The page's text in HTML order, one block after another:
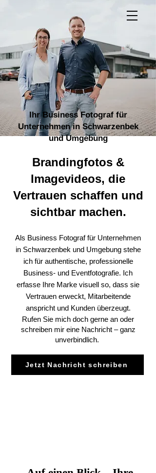
Ihr Business Fotograf für
Unternehmen in Schwarzenbek
und Umgebung
Brandingfotos &
Imagevideos, die
Vertrauen schaffen und
sichtbar machen.
Als Business Fotograf für Unternehmen
in Schwarzenbek und Umgebung stehe
ich für authentische, professionelle
Business- und Eventfotografie. Ich
erfasse Ihre Marke visuell so, dass sie
Vertrauen erweckt, Mitarbeitende
anspricht und Kunden überzeugt.
Rufen Sie mich doch gerne an oder
schreiben mir eine Nachricht – ganz
unverbindlich.
Jetzt Nachricht schreiben